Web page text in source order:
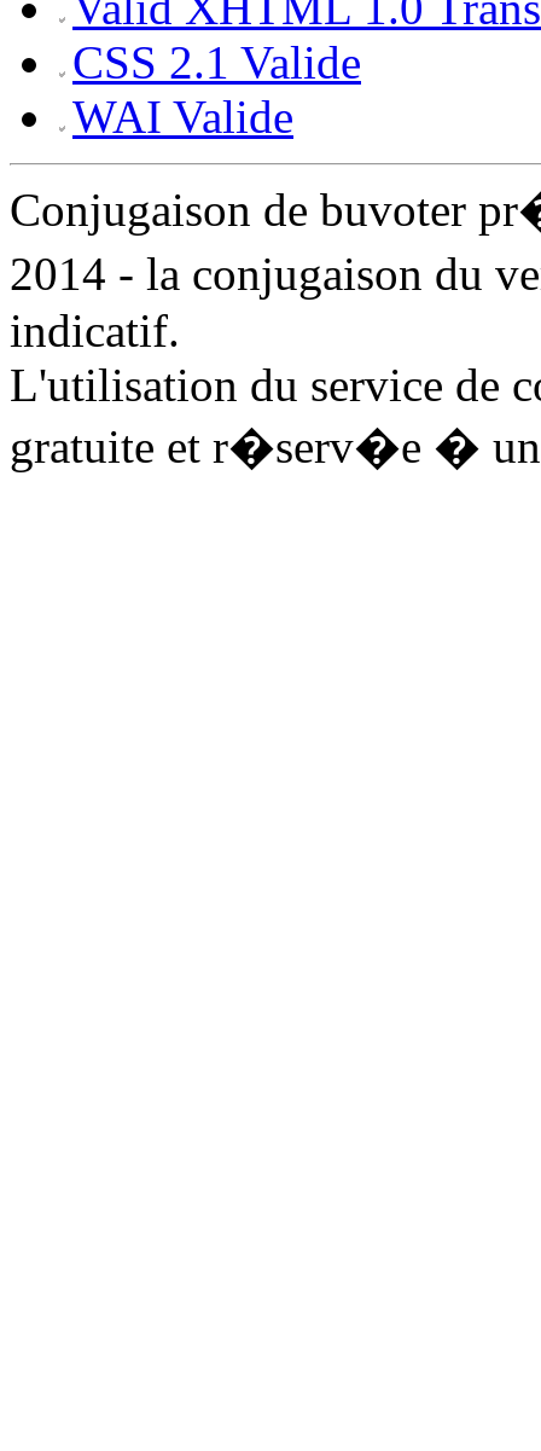
CSS 2.1 Valide
WAI Valide
Conjugaison de buvoter
2014 - la conjugaison du
indicatif.
L'utilisation du service de
gratuite et r�serv�e � un